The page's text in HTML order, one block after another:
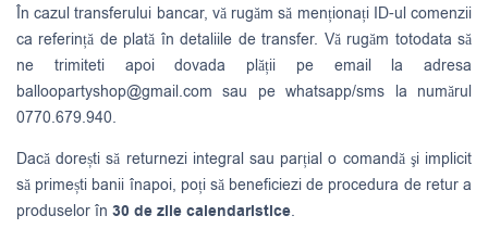
În cazul transferului bancar, vă rugăm să menționați ID-ul comenzii
ca referință de plată în detaliile de transfer. Vă rugăm totodata să
ne trimiteti apoi dovada plății pe email la adresa
balloopartyshop@gmail.com sau pe whatsapp/sms la numărul
0770.679.940.
Dacă dorești să returnezi integral sau parțial o comandă şi implicit
să primești banii înapoi, poți să beneficiezi de procedura de retur a
produselor în 30 de zile calendaristice.